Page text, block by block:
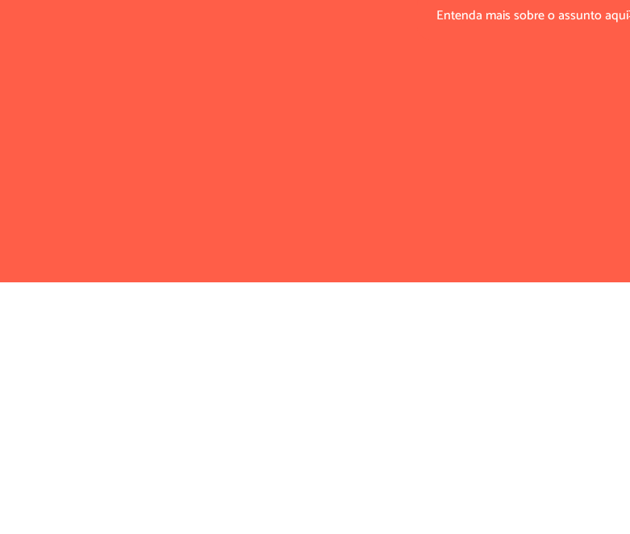
Entenda mais sobre o assunto aqui